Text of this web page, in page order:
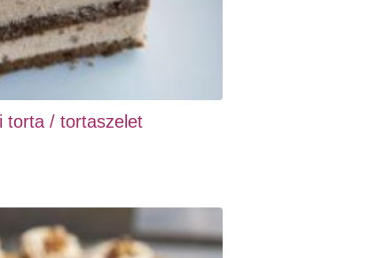
torta / tortaszelet